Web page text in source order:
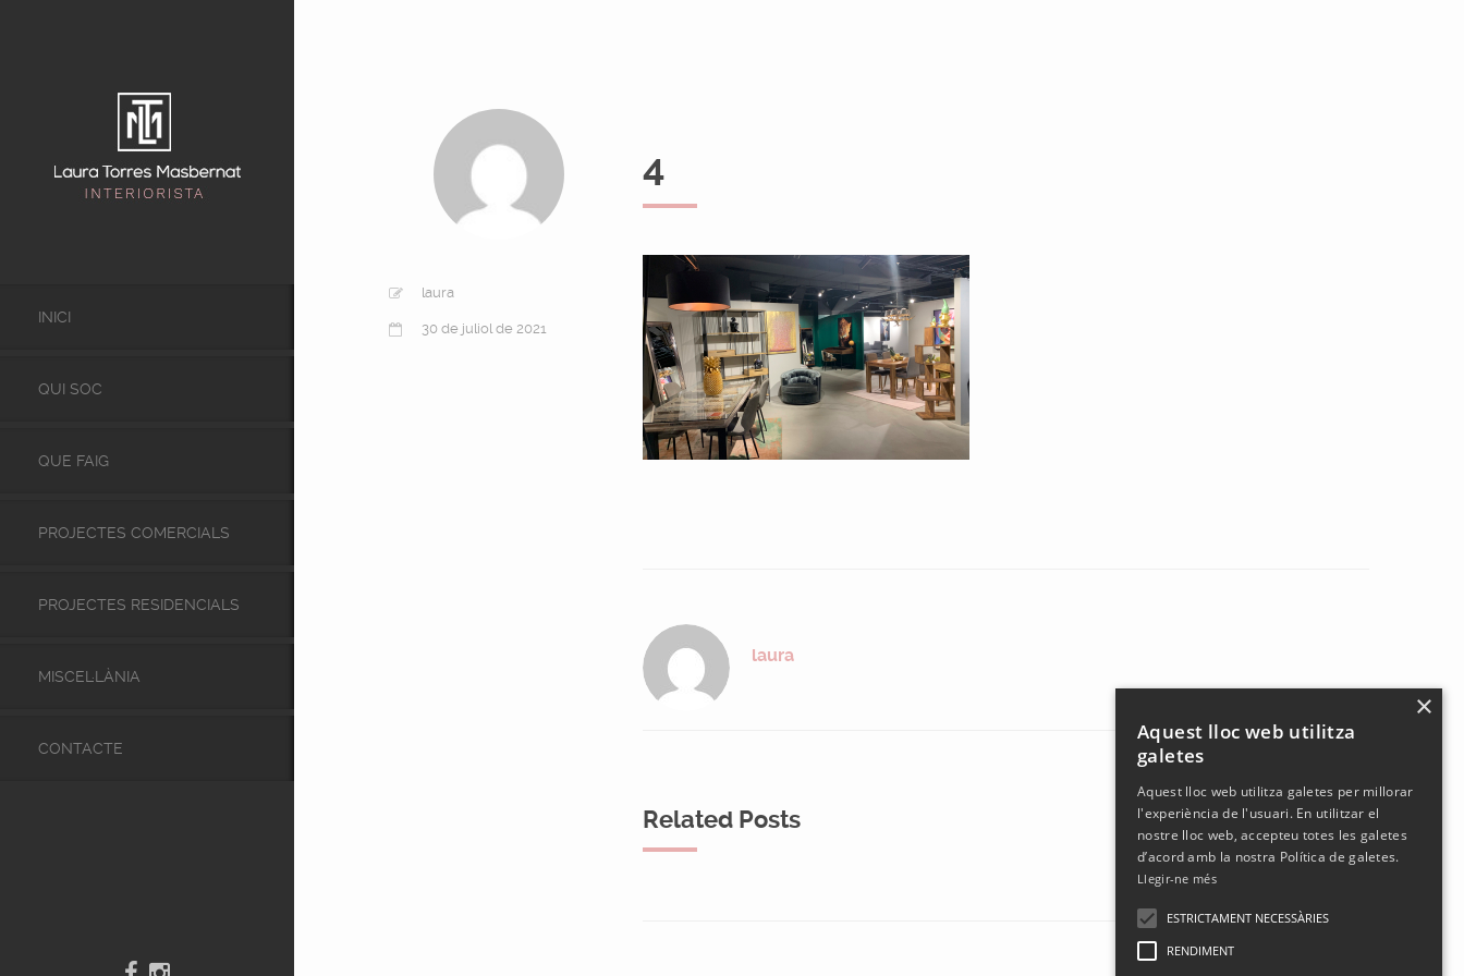
INICI
QUI SOC
QUE FAIG
PROJECTES COMERCIALS
PROJECTES RESIDENCIALS
MISCEL·LÀNIA
CONTACTE
laura
30 de juliol de 2021
4
laura
Related Posts
×
Aquest lloc web utilitza
galetes
Aquest lloc web utilitza galetes per millorar
l'experiència de l'usuari. En utilitzar el
nostre lloc web, accepteu totes les galetes
d’acord amb la nostra Política de galetes.
Llegir-ne més
ESTRICTAMENT NECESSÀRIES
RENDIMENT